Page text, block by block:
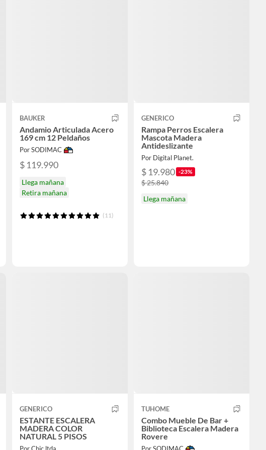
BAUKER
Andamio Articulada Acero
169 cm 12 Peldaños
Por SODIMAC
$ 119.990
Llega mañana
Retira mañana
(11)
GENERICO
Rampa Perros Escalera
Mascota Madera
Antideslizante
Por Digital Planet.
$ 19.980 -23%
$ 25.840
Llega mañana
GENERICO
ESTANTE ESCALERA
MADERA COLOR
NATURAL 5 PISOS
TUHOME
Combo Mueble De Bar +
Biblioteca Escalera Madera
Rovere